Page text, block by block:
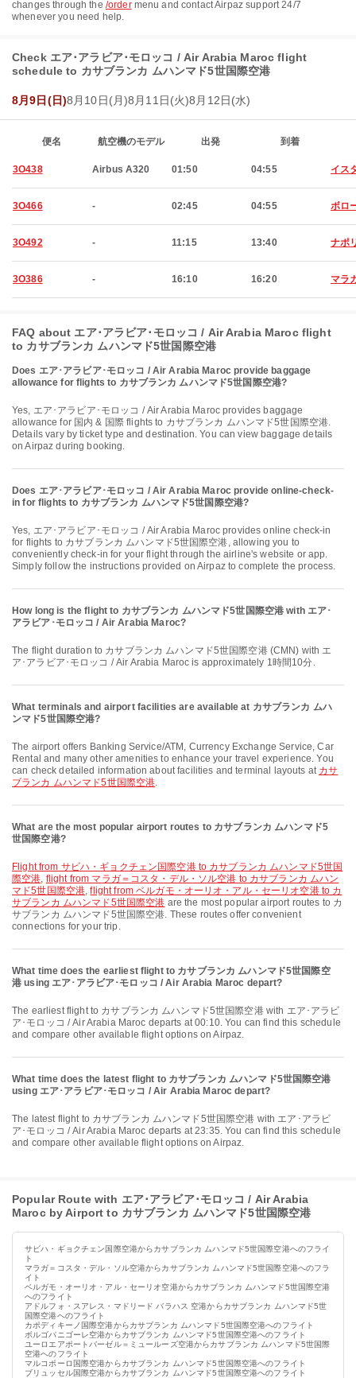
changes through the /ordermenu and contact Airpaz support 24/7
whenever you need help.
Check エア･アラビア･モロッコ / Air Arabia Maroc flight
schedule to カサブランカ ムハンマド5世国際空港
8月9日(日)8月10日(月)8月11日(火)8月12日(水)
便名 航空機のモデル 出発 到着
3O438 Airbus A320 01:50 04:55 イス
3O466 - 02:45 04:55 ボロ
3O492 - 11:15 13:40 ナポ
3O386 - 16:10 16:20 マラ
FAQ about エア･アラビア･モロッコ / Air Arabia Maroc flight
to カサブランカ ムハンマド5世国際空港
Does エア･アラビア･モロッコ / Air Arabia Maroc provide baggage
allowance for flights to カサブランカ ムハンマド5世国際空港?
Yes, エア･アラビア･モロッコ / Air Arabia Maroc provides baggage
allowance for 国内 & 国際 flights to カサブランカ ムハンマド5世国際空港.
Details vary by ticket type and destination. You can view baggage details
on Airpaz during booking.
Does エア･アラビア･モロッコ / Air Arabia Maroc provide online-check-
in for flights to カサブランカ ムハンマド5世国際空港?
Yes, エア･アラビア･モロッコ / Air Arabia Maroc provides online check-in
for flights to カサブランカ ムハンマド5世国際空港, allowing you to
conveniently check-in for your flight through the airline's website or app.
Simply follow the instructions provided on Airpaz to complete the process.
How long is the flight to カサブランカ ムハンマド5世国際空港 with エア･
アラビア･モロッコ / Air Arabia Maroc?
The flight duration to カサブランカ ムハンマド5世国際空港 (CMN) with エ
ア･アラビア･モロッコ / Air Arabia Maroc is approximately 1時間10分.
What terminals and airport facilities are available at カサブランカ ムハ
ンマド5世国際空港?
The airport offers Banking Service/ATM, Currency Exchange Service, Car
Rental and many other amenities to enhance your travel experience. You
can check detailed information about facilities and terminal layouts at カサ
ブランカ ムハンマド5世国際空港.
What are the most popular airport routes to カサブランカ ムハンマド5
世国際空港?
flight from サビハ・ギョクチェン国際空港 to カサブランカ ムハンマド5世国
際空港, flight from マラガ＝コスタ・デル・ソル空港 to カサブランカ ムハン
マド5世国際空港,flight from ベルガモ・オーリオ・アル・セーリオ空港 to カ
サブランカ ムハンマド5世国際空港 are the most popular airport routes to カ
サブランカ ムハンマド5世国際空港. These routes offer convenient
connections for your trip.
What time does the earliest flight to カサブランカ ムハンマド5世国際空
港 using エア･アラビア･モロッコ / Air Arabia Maroc depart?
The earliest flight to カサブランカ ムハンマド5世国際空港 with エア･アラビ
ア･モロッコ / Air Arabia Maroc departs at 00:10. You can find this schedule
and compare other available flight options on Airpaz.
What time does the latest flight to カサブランカ ムハンマド5世国際空港
using エア･アラビア･モロッコ / Air Arabia Maroc depart?
The latest flight to カサブランカ ムハンマド5世国際空港 with エア･アラビ
ア･モロッコ / Air Arabia Maroc departs at 23:35. You can find this schedule
and compare other available flight options on Airpaz.
Popular Route with エア･アラビア･モロッコ / Air Arabia
Maroc by Airport to カサブランカ ムハンマド5世国際空港
サビハ・ギョクチェン国際空港からカサブランカ ムハンマド5世国際空港へのフライ
ト
マラガ＝コスタ・デル・ソル空港からカサブランカ ムハンマド5世国際空港へのフラ
イト
ベルガモ・オーリオ・アル・セーリオ空港からカサブランカ ムハンマド5世国際空港
へのフライト
アドルフォ・スアレス・マドリード バラハス 空港からカサブランカ ムハンマド5世
国際空港へのフライト
カポディキーノ国際空港からカサブランカ ムハンマド5世国際空港へのフライト
ボルゴパニゴーレ空港からカサブランカ ムハンマド5世国際空港へのフライト
ユーロエアポートバーゼル＝ミュールーズ空港からカサブランカ ムハンマド5世国際
空港へのフライト
マルコポーロ国際空港からカサブランカ ムハンマド5世国際空港へのフライト
ブリュッセル国際空港からカサブランカ ムハンマド5世国際空港へのフライト